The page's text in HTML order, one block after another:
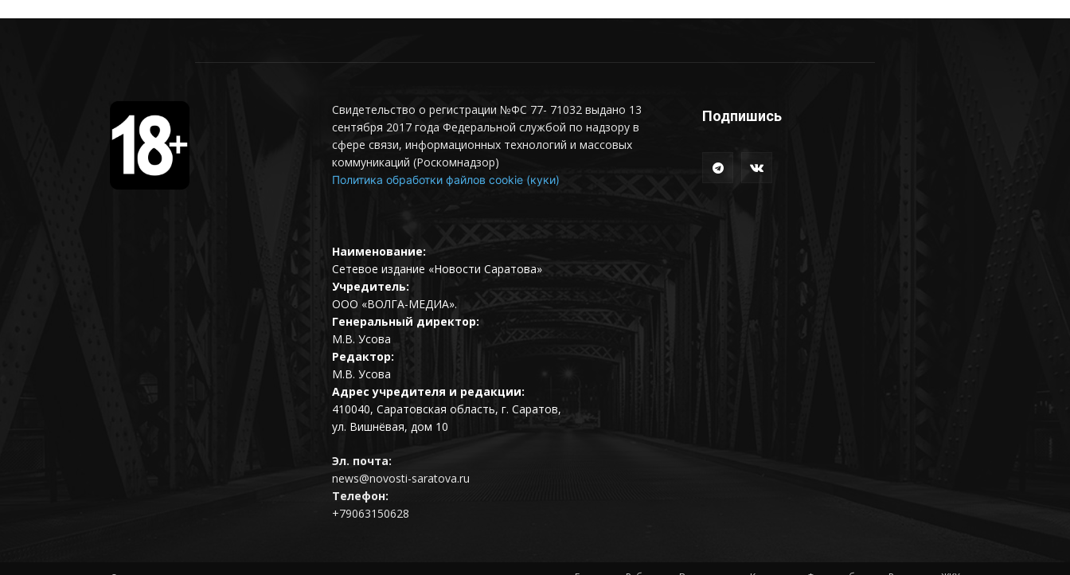
Свидетельство о регистрации №ФС 77- 71032 выдано 13
сентября 2017 года Федеральной службой по надзору в
сфере связи, информационных технологий и массовых
коммуникаций (Роскомнадзор)
Политика обработки файлов cookie (куки)
Наименование:
Сетевое издание «Новости Саратова»
Учредитель:
ООО «ВОЛГА-МЕДИА».
Генеральный директор:
М.В. Усова
Редактор:
М.В. Усова
Адрес учредителя и редакции:
410040, Саратовская область, г. Саратов,
ул. Вишнёвая, дом 10
Эл. почта:
news@novosti-saratova.ru
Телефон:
+79063150628
Подпишись